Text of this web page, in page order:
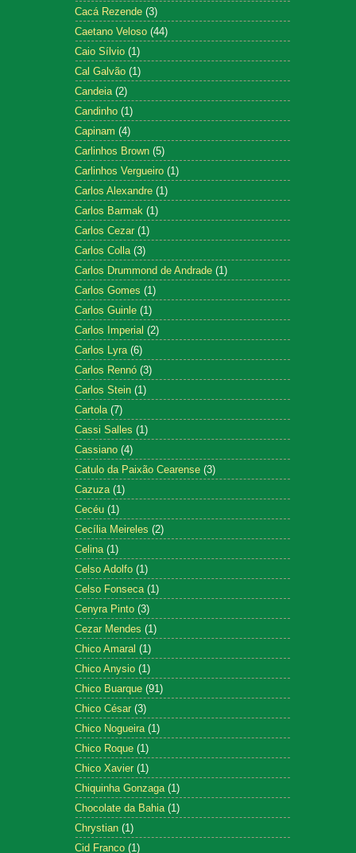
Cacá Rezende (3)
Caetano Veloso (44)
Caio Sílvio (1)
Cal Galvão (1)
Candeia (2)
Candinho (1)
Capinam (4)
Carlinhos Brown (5)
Carlinhos Vergueiro (1)
Carlos Alexandre (1)
Carlos Barmak (1)
Carlos Cezar (1)
Carlos Colla (3)
Carlos Drummond de Andrade (1)
Carlos Gomes (1)
Carlos Guinle (1)
Carlos Imperial (2)
Carlos Lyra (6)
Carlos Rennó (3)
Carlos Stein (1)
Cartola (7)
Cassi Salles (1)
Cassiano (4)
Catulo da Paixão Cearense (3)
Cazuza (1)
Cecéu (1)
Cecília Meireles (2)
Celina (1)
Celso Adolfo (1)
Celso Fonseca (1)
Cenyra Pinto (3)
Cezar Mendes (1)
Chico Amaral (1)
Chico Anysio (1)
Chico Buarque (91)
Chico César (3)
Chico Nogueira (1)
Chico Roque (1)
Chico Xavier (1)
Chiquinha Gonzaga (1)
Chocolate da Bahia (1)
Chrystian (1)
Cid Franco (1)